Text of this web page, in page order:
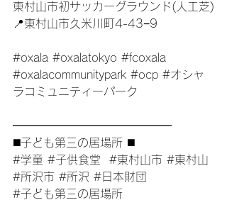
東村山市初サッカーグラウンド(人工芝)
📍東村山市久米川町4-43−9
#oxala #oxalatokyo #fcoxala
#oxalacommunitypark #ocp #オシャ
ラコミュニティーパーク
━━━━━━━━━━━━━━
◼️子ども第三の居場所 ◼️
#学童 #子供食堂 #東村山市 #東村山
#所沢市 #所沢 #日本財団
#子ども第三の居場所